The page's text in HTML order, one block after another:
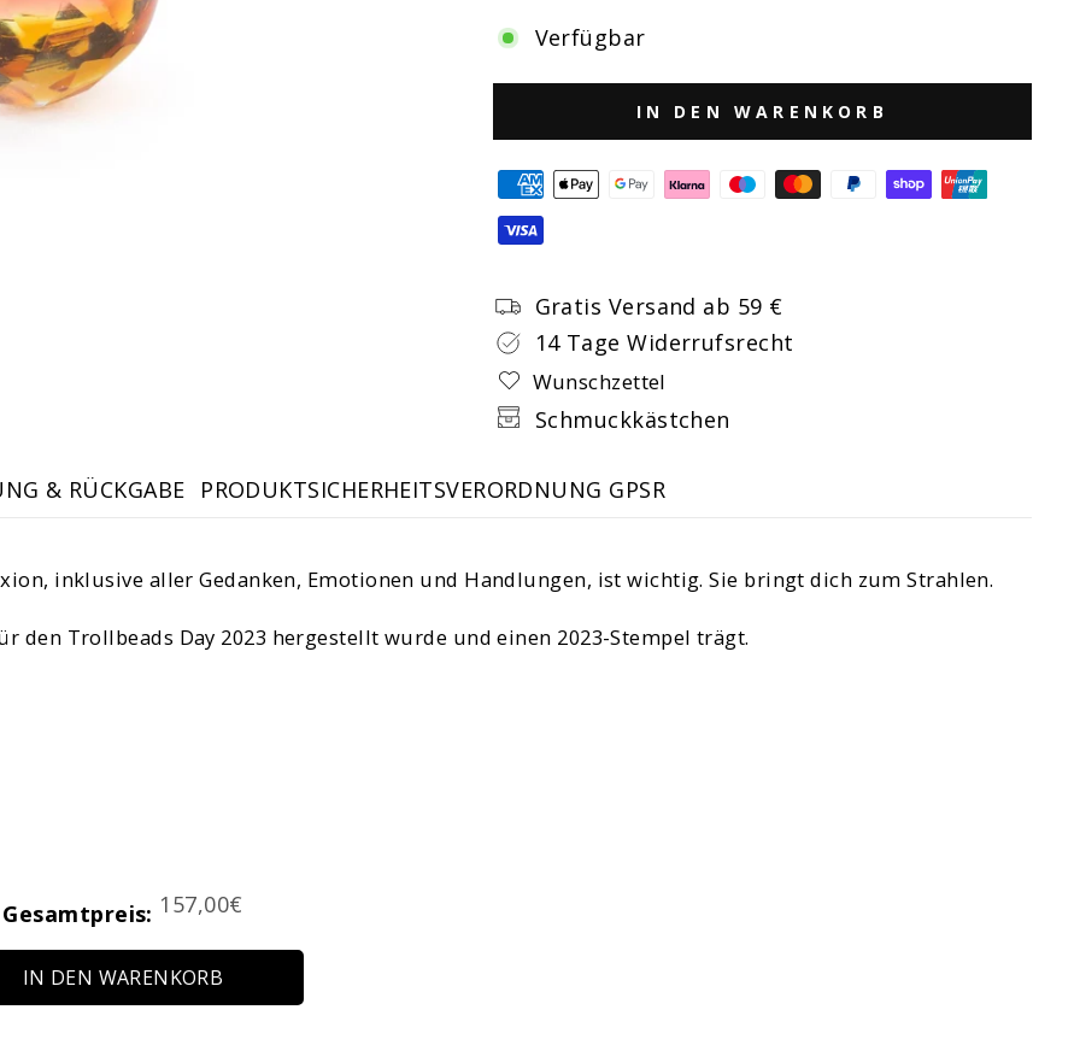
Verfügbar
IN DEN WARENKORB
Gratis Versand ab 59 €
14 Tage Widerrufsrecht
Wunschzettel
Schmuckkästchen
& RÜCKGABE PRODUKTSICHERHEITSVERORDNUNG GPSR
inklusive aller Gedanken, Emotionen und Handlungen, ist wichtig. Sie bringt dich zum Strahlen.
Trollbeads Day 2023 hergestellt wurde und einen 2023-Stempel trägt.
Gesamtpreis: Price
157,00€
IN DEN WARENKORB